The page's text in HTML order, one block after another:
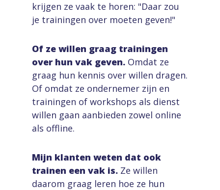
krijgen ze vaak te horen: "Daar zou
je trainingen over moeten geven!"
Of ze willen graag trainingen
over hun vak geven. Omdat ze
graag hun kennis over willen dragen.
Of omdat ze ondernemer zijn en
trainingen of workshops als dienst
willen gaan aanbieden zowel online
als offline.
Mijn klanten weten dat ook
trainen een vak is. Ze willen
daarom graag leren hoe ze hun